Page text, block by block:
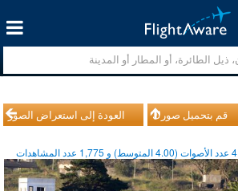
العودة إلى استعراض الصور قم بتحميل صورك
4عدد الأصوات (4.00المتوسط) و 1,775 عدد المشاهدات